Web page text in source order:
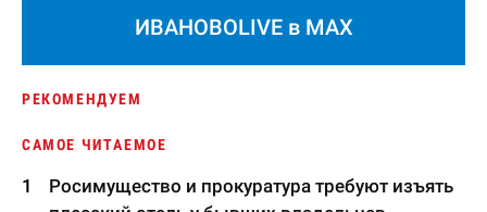
ИВАНОВОLIVE в MAX
РЕКОМЕНДУЕМ
САМОЕ ЧИТАЕМОЕ
Росимущество и прокуратура требуют изъять